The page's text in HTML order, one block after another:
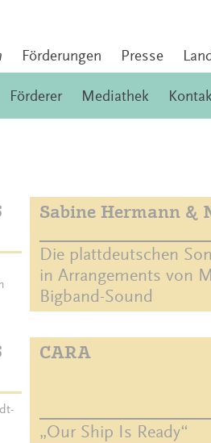
Förderungen Presse
Förderer Mediathek
Sabine Hermann &
Die plattdeutschen
in Arrangements von
Bigband-Sound
CARA
„Our Ship Is Ready“